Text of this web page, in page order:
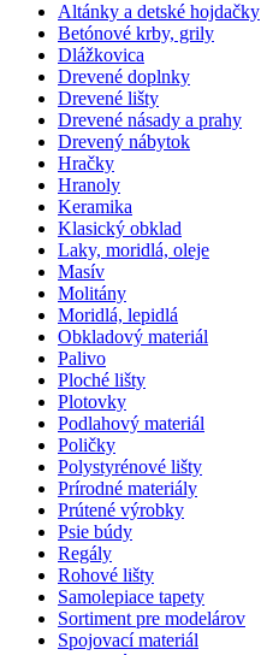
Altánky a detské hojdačky
Betónové krby, grily
Dlážkovica
Drevené doplnky
Drevené lišty
Drevené násady a prahy
Drevený nábytok
Hračky
Hranoly
Keramika
Klasický obklad
Laky, moridlá, oleje
Masív
Molitány
Moridlá, lepidlá
Obkladový materiál
Palivo
Ploché lišty
Plotovky
Podlahový materiál
Poličky
Polystyrénové lišty
Prírodné materiály
Prútené výrobky
Psie búdy
Regály
Rohové lišty
Samolepiace tapety
Sortiment pre modelárov
Spojovací materiál